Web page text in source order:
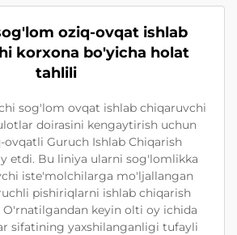
oziq-ovqat ishlab
korxona bo'yicha holat
tahlili
sog'lom ovqat ishlab chiqaruvchi
doirasini kengaytirish uchun
ovqatli Guruch Ishlab Chiqarish
etdi. Bu liniya ularni sog'lomlikka
iste'molchilarga mo'ljallangan
pishiriqlarni ishlab chiqarish
keyin olti oy ichida
sifatining yaxshilanganligi tufayli